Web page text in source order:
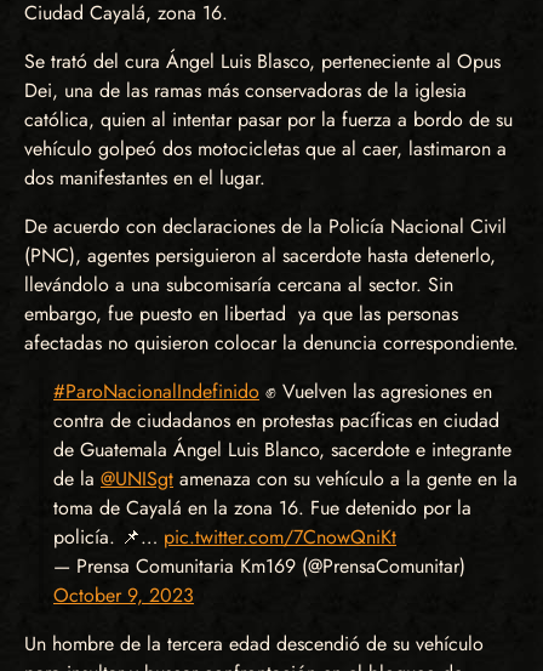
Ciudad Cayalá, zona 16.
Se trató del cura Ángel Luis Blasco, perteneciente al Opus
Dei, una de las ramas más conservadoras de la iglesia
católica, quien al intentar pasar por la fuerza a bordo de su
vehículo golpeó dos motocicletas que al caer, lastimaron a
dos manifestantes en el lugar.
De acuerdo con declaraciones de la Policía Nacional Civil
(PNC), agentes persiguieron al sacerdote hasta detenerlo,
llevándolo a una subcomisaría cercana al sector. Sin
embargo, fue puesto en libertad ya que las personas
afectadas no quisieron colocar la denuncia correspondiente.
#ParoNacionalIndefinido ✊ Vuelven las agresiones en
contra de ciudadanos en protestas pacíficas en ciudad
de Guatemala Ángel Luis Blanco, sacerdote e integrante
de la @UNISgt amenaza con su vehículo a la gente en la
toma de Cayalá en la zona 16. Fue detenido por la
policía. 📌… pic.twitter.com/7CnowQniKt
— Prensa Comunitaria Km169 (@PrensaComunitar)
October 9, 2023
Un hombre de la tercera edad descendió de su vehículo